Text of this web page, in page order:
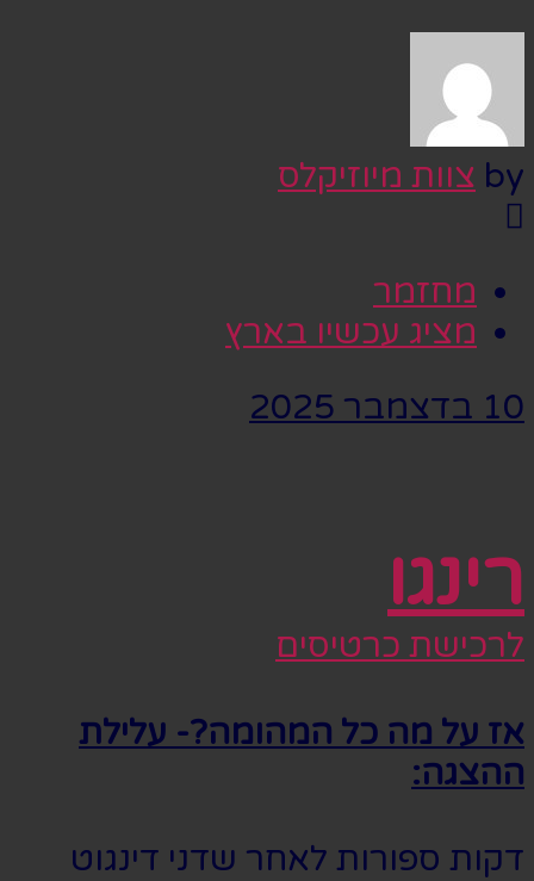
by צוות מיוזיקלס
מחזמר
מציג עכשיו בארץ
10 בדצמבר 2025
רינגו
לרכישת כרטיסים
אז על מה כל המהומה?- עלילת
ההצגה:
דקות ספורות לאחר שדני דינגוט